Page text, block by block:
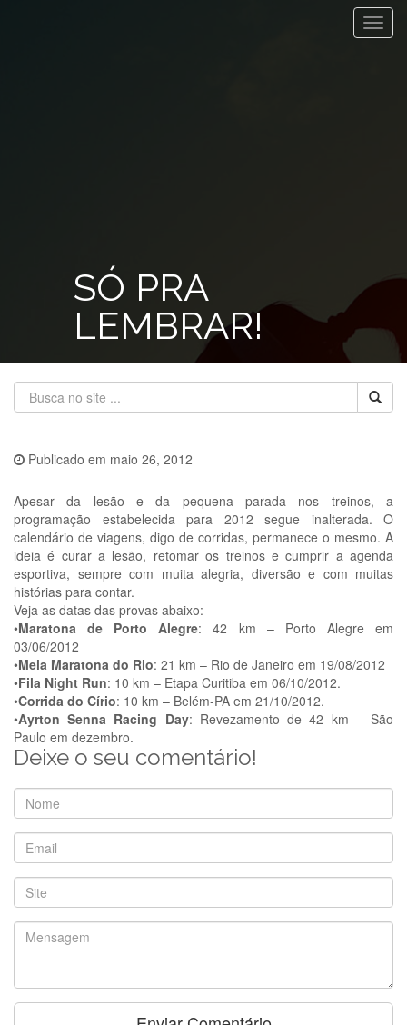
SÓ PRA
LEMBRAR!
Publicado em maio 26, 2012
Apesar da lesão e da pequena parada nos treinos, a
programação estabelecida para 2012 segue inalterada. O
calendário de viagens, digo de corridas, permanece o mesmo. A
ideia é curar a lesão, retomar os treinos e cumprir a agenda
esportiva, sempre com muita alegria, diversão e com muitas
histórias para contar.
Veja as datas das provas abaixo:
•Maratona de Porto Alegre: 42 km – Porto Alegre em
03/06/2012
•Meia Maratona do Rio: 21 km – Rio de Janeiro em 19/08/2012
•Fila Night Run: 10 km – Etapa Curitiba em 06/10/2012.
•Corrida do Círio: 10 km – Belém-PA em 21/10/2012.
•Ayrton Senna Racing Day: Revezamento de 42 km – São
Paulo em dezembro.
Deixe o seu comentário!